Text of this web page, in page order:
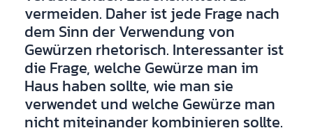
vermeiden. Daher ist jede Frage nach
dem Sinn der Verwendung von
Gewürzen rhetorisch. Interessanter ist
die Frage, welche Gewürze man im
Haus haben sollte, wie man sie
verwendet und welche Gewürze man
nicht miteinander kombinieren sollte.